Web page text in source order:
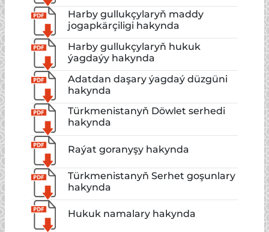
Harby gullukçylaryň maddy
jogapkärçiligi hakynda
Harby gullukçylaryň hukuk
ýagdaýy hakynda
Adatdan daşary ýagdaý düzgüni
hakynda
Türkmenistanyň Döwlet serhedi
hakynda
Raýat goranyşy hakynda
Türkmenistanyň Serhet goşunlary
hakynda
Hukuk namalary hakynda